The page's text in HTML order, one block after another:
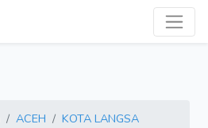
ACEH
KOTA LANGSA